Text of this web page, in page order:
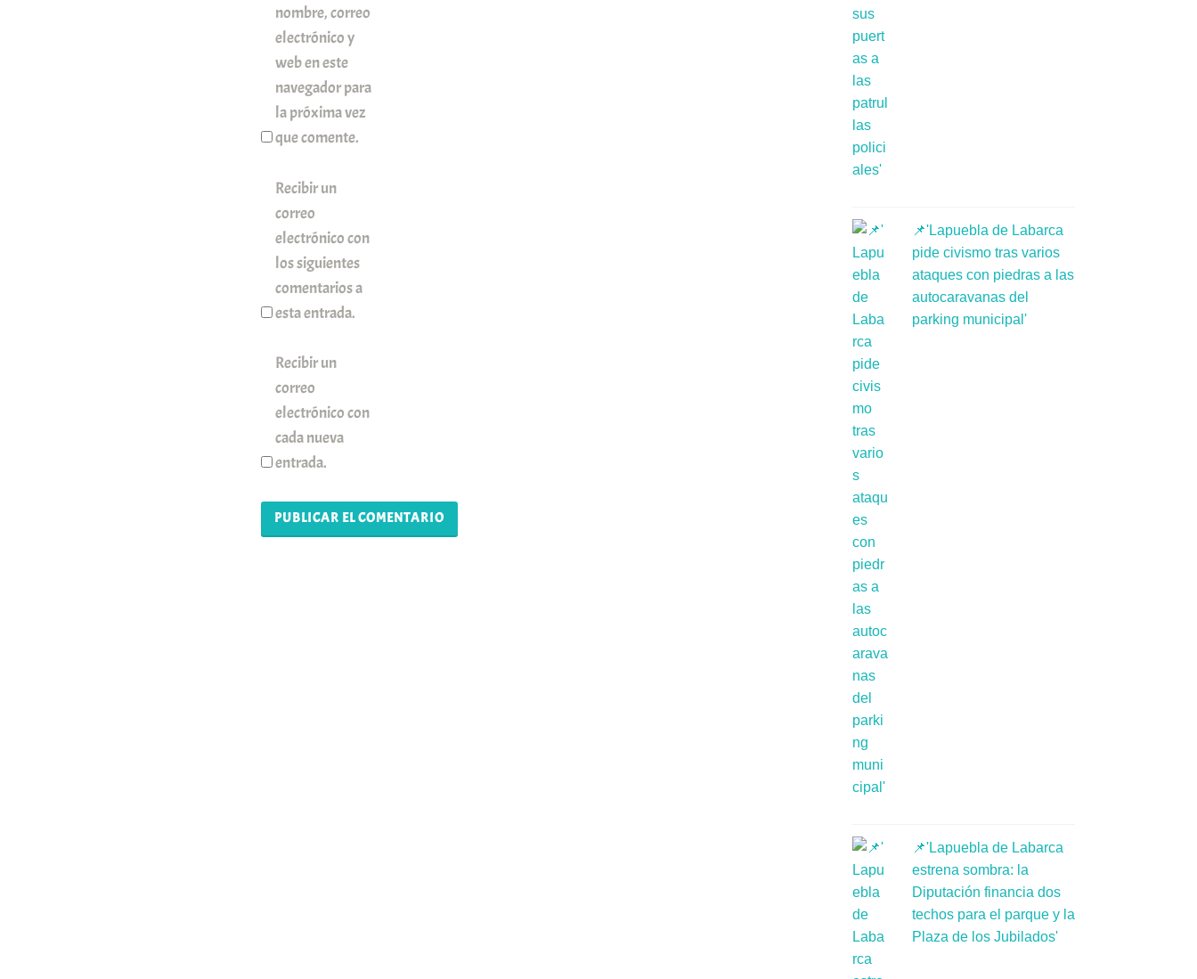
nombre, correo
electrónico y
web en este
navegador para
la próxima vez
que comente.
Recibir un
correo
electrónico con
los siguientes
comentarios a
esta entrada.
Recibir un
correo
electrónico con
cada nueva
entrada.
📌'Lapuebla de Labarca
pide civismo tras varios
ataques con piedras a las
autocaravanas del
parking municipal'
📌'Lapuebla de Labarca
estrena sombra: la
Diputación financia dos
techos para el parque y la
Plaza de los Jubilados'